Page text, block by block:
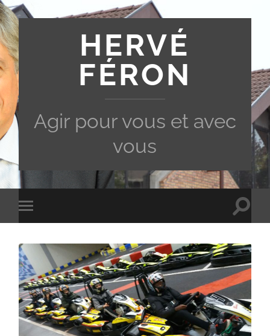
HERVÉ
FÉRON
Agir pour vous et avec
vous
Toggle
mobile
Toggle